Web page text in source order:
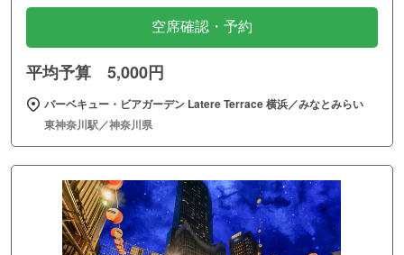
空席確認・予約
平均予算 5,000円
バーベキュー・ビアガーデン Latere Terrace 横浜／みなとみらい
東神奈川駅／神奈川県